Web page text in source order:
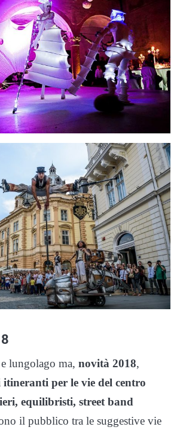
lungolago ma, novità 2018,
itineranti per le vie del centro
equilibristi, street band
il pubblico tra le suggestive vie